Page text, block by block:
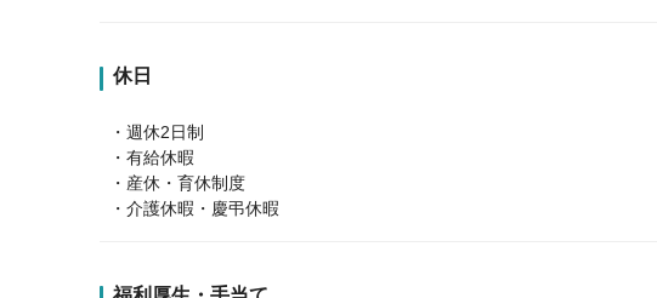
休日
・週休2日制
・有給休暇
・産休・育休制度
・介護休暇・慶弔休暇